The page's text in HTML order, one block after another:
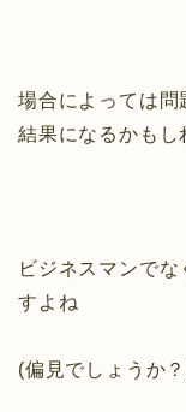
場合によっては問
結果になるかもし
ビジネスマンで
すよね
(偏見でしょうか